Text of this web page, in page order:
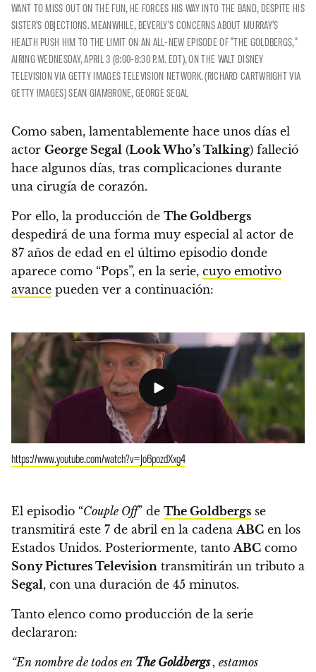
WANT TO MISS OUT ON THE FUN, HE FORCES HIS WAY INTO THE BAND, DESPITE HIS
SISTER'S OBJECTIONS. MEANWHILE, BEVERLY'S CONCERNS ABOUT MURRAY'S
HEALTH PUSH HIM TO THE LIMIT ON AN ALL-NEW EPISODE OF "THE GOLDBERGS,"
AIRING WEDNESDAY, APRIL 3 (8:00-8:30 P.M. EDT), ON THE WALT DISNEY
TELEVISION VIA GETTY IMAGES TELEVISION NETWORK. (RICHARD CARTWRIGHT VIA
GETTY IMAGES) SEAN GIAMBRONE, GEORGE SEGAL
Como saben, lamentablemente hace unos días el
actor George Segal (Look Who’s Talking) falleció
hace algunos días, tras complicaciones durante
una cirugía de corazón.
Por ello, la producción de The Goldbergs
despedirá de una forma muy especial al actor de
87 años de edad en el último episodio donde
aparece como “Pops”, en la serie, cuyo emotivo
avance pueden ver a continuación:
https://www.youtube.com/watch?v=Jo6pozdXxg4
El episodio “Couple Off” de The Goldbergs se
transmitirá este 7 de abril en la cadena ABC en los
Estados Unidos. Posteriormente, tanto ABC como
Sony Pictures Television transmitirán un tributo a
Segal, con una duración de 45 minutos.
Tanto elenco como producción de la serie
declararon:
“En nombre de todos en The Goldbergs, estamos